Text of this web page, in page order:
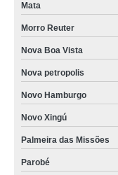
Mata
Morro Reuter
Nova Boa Vista
Nova petropolis
Novo Hamburgo
Novo Xingú
Palmeira das Missões
Parobé